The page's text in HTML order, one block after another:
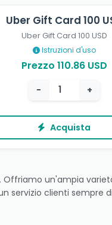
Uber Gift Card 100
Uber Gift Card 100 USD
Istruzioni d'uso
Prezzo 110.86 USD
− +
Acquista
Offriamo un'ampia
servizio clienti sempre